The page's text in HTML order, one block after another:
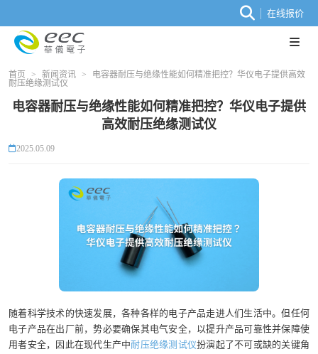
在线报价
首页 > 新闻资讯 >
电容器耐压与绝缘性能如何精准把控？华仪电子提供高效
耐压绝缘测试仪
电容器耐压与绝缘性能如何精准把控？华仪电子提供
高效耐压绝缘测试仪
2025.05.09
随着科学技术的快速发展，各种各样的电子产品走进人们生活中。但任何
电子产品在出厂前，势必要确保其电气安全，以提升产品可靠性并保障使
用者安全，因此在现代生产中耐压绝缘测试仪扮演起了不可或缺的关键角